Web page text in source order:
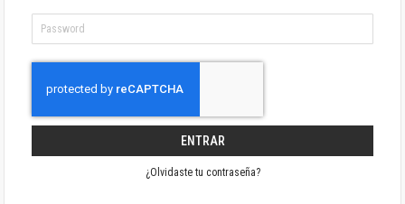
ENTRAR
¿Olvidaste tu contraseña?